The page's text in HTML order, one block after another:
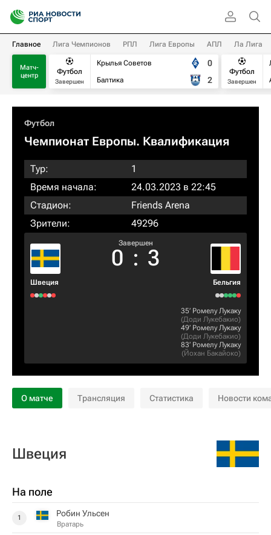
Главное Лига Чемпионов РПЛ Лига Европы АПЛ Ла Лига
Матч-
центр
Футбол
Завершен
Крылья Советов
Балтика
0
2
Футбол
Завершен
Футбол
Чемпионат Европы. Квалификация​
Тур:
1
Время начала:
24.03.2023 в 22:45
Стадион:
Friends Arena
Зрители:
49296
Швеция
Завершен
0 : 3
Бельгия
35‎’‎ Ромелу Лукаку
(Доди Лукебакио)
49‎’‎ Ромелу Лукаку
(Доди Лукебакио)
83‎’‎ Ромелу Лукаку
(Йохан Бакайоко)
О матче Трансляция Статистика Новости
Швеция
На поле
1 Робин Ульсен
Вратарь